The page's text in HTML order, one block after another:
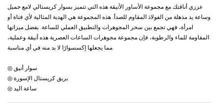
عززي أناقتك مع مجموعة الأساور الأنيقة هذه التي تتميز بسوار كريستالي لامع جميل
وساعة يد مذهلة من الفولاذ المقاوم للصدأ. هذه المجموعة هي الهدية المثالية لأي فتاة أو
امرأة، فهي تجمع بين سحر المجوهرات والتطبيق العملي للساعة. بفضل ميزاتها
المقاومة للماء والرطوبة، فإن مجموعة مجوهرات الساعات العصرية هذه أنيقة وعملية،
مما يجعلها إكسسوارًا لا بد منه في أي مناسبة.
◎ بريق كريستال الإسورة
◎ ساعة اليد